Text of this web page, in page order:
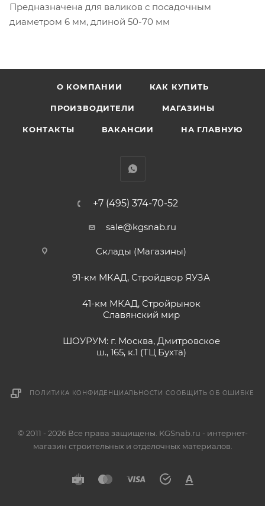
Предназначена для валиков с посадочным
диаметром 6 мм, длиной 50-70 мм
О КОМПАНИИ КАК КУПИТЬ
ПРОИЗВОДИТЕЛИ МАГАЗИНЫ
КОНТАКТЫ ВАКАНСИИ НА ГЛАВНУЮ
+7 (495) 374-70-52
sale@kgsnab.ru
Склады (Магазины)
91-км МКАД, Стройдвор ЯУЗА
41-км МКАД, Стройрынок
Славянский мир
ШОУРУМ: г. Москва, Дмитровское
ш., 165, к.1 (ТЦ Бухта)
ПОЛИТИКА КОНФИДЕНЦИАЛЬНОСТИ СООБЩИТЬ ОБ ОШИБКЕ
© 2011 - 2026 Все права защищены. KGSnab.ru - интернет-
магазин строительных и отделочных материалов.